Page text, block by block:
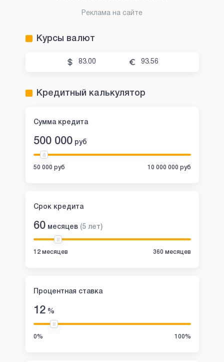
Реклама на сайте
Курсы валют
83.00 93.56
Кредитный калькулятор
Сумма кредита
500 000 руб
50 000 руб 10 000 000 руб
Срок кредита
60 месяцев (5 лет)
12 месяцев 360 месяцев
Процентная ставка
12%
0% 100%